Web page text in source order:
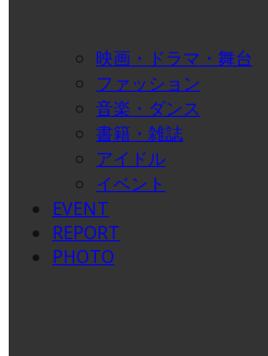
映画・ドラマ・舞台
ファッション
音楽・ダンス
書籍・雑誌
アイドル
イベント
EVENT
REPORT
PHOTO